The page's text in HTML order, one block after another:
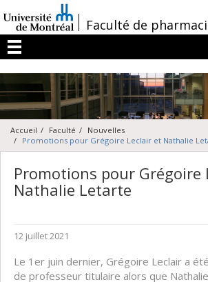
au
contenu
/Faculté de
Menu
Accueil Faculté
Nouvelles
Promotions pour Grégoire Leclair et Nathalie
Promotions pour Grégoire
Nathalie Letarte
12 juillet 2021
Le 1er juin dernier, Grégoire Leclair a
de professeur titulaire alors que